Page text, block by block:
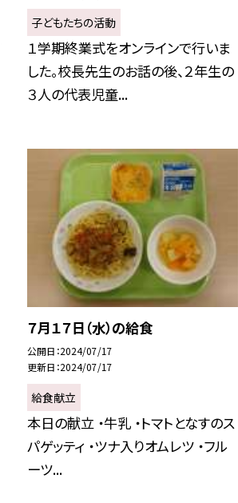
子どもたちの活動
１学期終業式をオンラインで行いま
した。校長先生のお話の後、２年生の
３人の代表児童...
７月１７日（水）の給食
公開日 2024/07/17
更新日 2024/07/17
給食献立
本日の献立 ・牛乳 ・トマトとなすのス
パゲッティ ・ツナ入りオムレツ ・フル
ーツ...